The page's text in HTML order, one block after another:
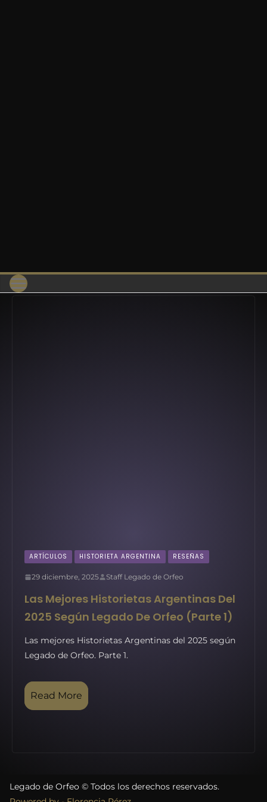
ARTÍCULOS HISTORIETA ARGENTINA RESEÑAS
29 diciembre, 2025 Staff Legado de Orfeo
Las Mejores Historietas Argentinas Del
2025 Según Legado De Orfeo (parte 1)
Las mejores Historietas Argentinas del 2025 según
Legado de Orfeo. Parte 1.
Read More
Legado de Orfeo © Todos los derechos reservados.